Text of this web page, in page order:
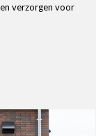
verzorgen voor